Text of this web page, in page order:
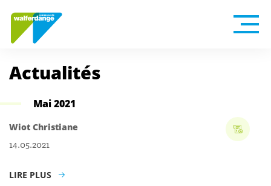
Actualités
Mai 2021
Wiot Christiane
14.05.2021
LIRE PLUS